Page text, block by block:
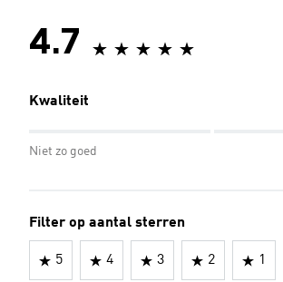
4.7
Kwaliteit
Niet zo goed
Filter op aantal sterren
5 4 3 2 1